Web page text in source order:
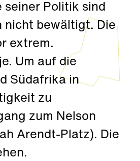
seiner Politik sind
nicht bewältigt. Die
extrem.
Um auf die
Südafrika in
zu
zum Nelson
Arendt-Platz). Die